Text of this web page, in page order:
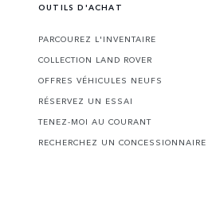
OUTILS D'ACHAT
PARCOUREZ L'INVENTAIRE
COLLECTION LAND ROVER
OFFRES VÉHICULES NEUFS
RÉSERVEZ UN ESSAI
TENEZ-MOI AU COURANT
RECHERCHEZ UN CONCESSIONNAIRE